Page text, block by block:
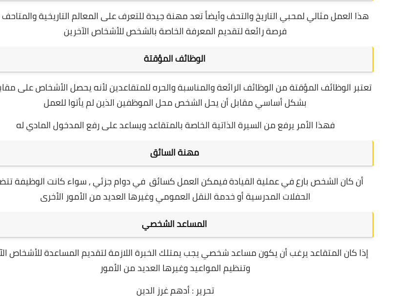
هذا العمل مثالي لمحبي التاريخ والتحف وأيضاً تعد مهنة جيدة للتعرف على المعالم التاريخية
فرصة رائعة لتقديم المعرفة الخاصة بالشخص للأشخاص الآخرين
الوظائف المؤقتة
تعتبر الوظائف المؤقتة من الوظائف الرائعة والمناسبة والحره للمتقاعدين لأنه يحصل الأشخاص على
بشكل أساسي مقابل أن يحل الشخص محل الموظفين الذين لم يأتوا للعمل
فهذا الأمر يرفع من السيرة الذاتية الخاصة بالمتقاعد ويساعد على رفع المدخول المادي له
مهنة السائق
أن كان الشخص بارع في عملية القيادة فيمكن العمل كسائق في دوام جزئي , سواء كانت الوظيفة
الحفلات المدرسية أو خدمة النقل العمومي وغيرها العديد من الأمور الأخرى
المساعد الشخصي
إذا كان المتقاعد يرغب أن يكون مساعد شخصي يجب يمتلك الخبرة اللازمة لتقديم المساعدة للأشخاص
وتنظيم المواعيد وغيرها العديد من الأمور
تحرير : أدهم غرز الدين